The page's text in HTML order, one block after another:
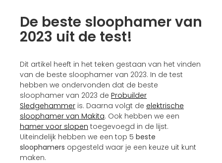
De beste sloophamer van
2023 uit de test!
Dit artikel heeft in het teken gestaan van het vinden
van de beste sloophamer van 2023. In de test
hebben we ondervonden dat de beste
sloophamer van 2023 de Probuilder
Sledgehammer is. Daarna volgt de elektrische
sloophamer van Makita. Ook hebben we een
hamer voor slopen toegevoegd in de lijst.
Uiteindelijk hebben we een top 5 beste
sloophamers opgesteld waar je een keuze uit kunt
maken.